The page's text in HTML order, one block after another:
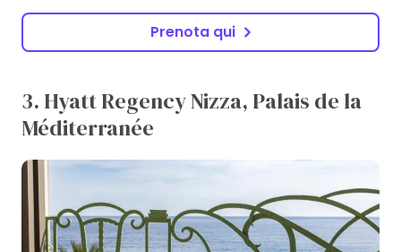
Prenota qui
3. Hyatt Regency Nizza, Palais de la
Méditerranée